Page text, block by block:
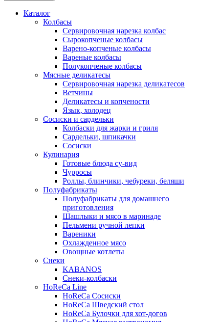
Каталог
Колбасы
Сервировочная нарезка колбас
Сырокопченые колбасы
Варено-копченые колбасы
Вареные колбасы
Полукопченые колбасы
Мясные деликатесы
Сервировочная нарезка деликатесов
Ветчины
Деликатесы и копчености
Язык, холодец
Сосиски и сардельки
Колбаски для жарки и гриля
Сардельки, шпикачки
Сосиски
Кулинария
Готовые блюда су-вид
Чурросы
Роллы, блинчики, чебуреки, беляши
Полуфабрикаты
Полуфабрикаты для домашнего
приготовления
Шашлыки и мясо в маринаде
Пельмени ручной лепки
Вареники
Охлажденное мясо
Овощные котлеты
Снеки
KABANOS
Снеки-колбаски
HoReCa Line
HoReCa Сосиски
HoReCa Шведский стол
HoReCa Булочки для хот-догов